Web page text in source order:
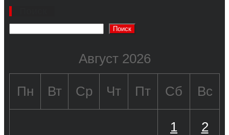
Поиск
Август 2026
Пн Вт Ср Чт Пт Сб Вс
1 2